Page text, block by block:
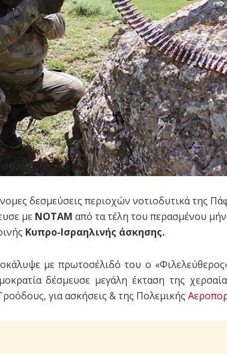
δεσμεύσεις περιοχών νοτιοδυτικά της
με ΝΟΤΑΜ από τα τέλη του περασμένου
Κυπρο-Ισραηλινής άσκησης.
με πρωτοσέλιδό του ο
δέσμευσε μεγάλη έκταση της
για ασκήσεις & της Πολεμικής